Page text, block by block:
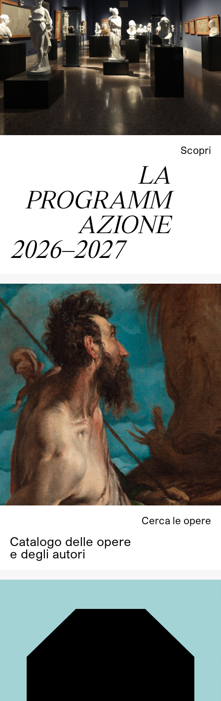
LA
PROGRAMM
AZIONE
2026–2027
Scopri
Catalogo delle opere
e degli autori
Cerca le opere